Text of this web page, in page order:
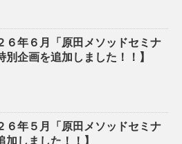
６年６月「原田メソッドセミナ
別企画を追加しました！！】
６年５月「原田メソッドセミナ
加しました！！】